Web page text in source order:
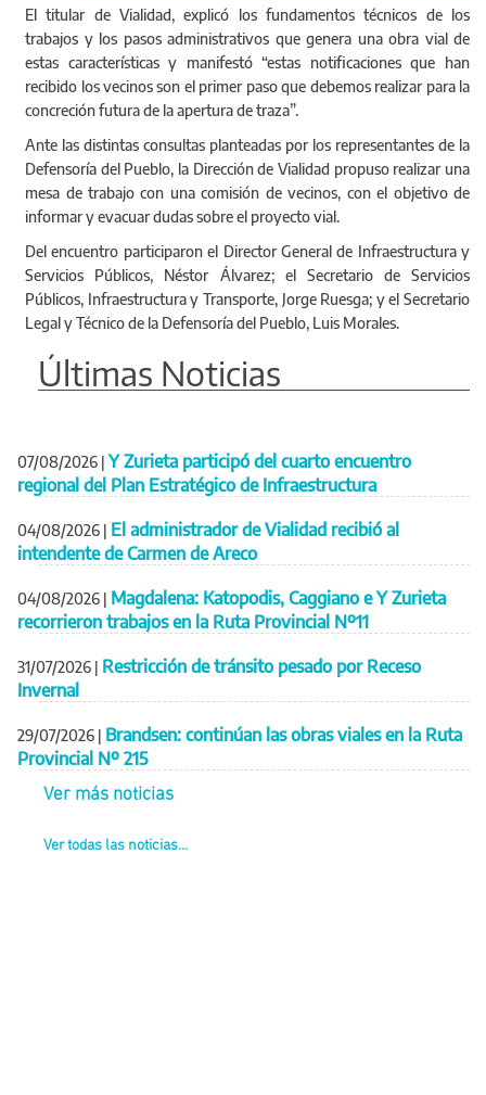
El titular de Vialidad, explicó los fundamentos técnicos de los
trabajos y los pasos administrativos que genera una obra vial de
estas características y manifestó “estas notificaciones que han
recibido los vecinos son el primer paso que debemos realizar para la
concreción futura de la apertura de traza”.
Ante las distintas consultas planteadas por los representantes de la
Defensoría del Pueblo, la Dirección de Vialidad propuso realizar una
mesa de trabajo con una comisión de vecinos, con el objetivo de
informar y evacuar dudas sobre el proyecto vial.
Del encuentro participaron el Director General de Infraestructura y
Servicios Públicos, Néstor Álvarez; el Secretario de Servicios
Públicos, Infraestructura y Transporte, Jorge Ruesga; y el Secretario
Legal y Técnico de la Defensoría del Pueblo, Luis Morales.
Últimas Noticias
07/08/2026 | Y Zurieta participó del cuarto encuentro
regional del Plan Estratégico de Infraestructura
04/08/2026 | El administrador de Vialidad recibió al
intendente de Carmen de Areco
04/08/2026 | Magdalena: Katopodis, Caggiano e Y Zurieta
recorrieron trabajos en la Ruta Provincial Nº11
31/07/2026 | Restricción de tránsito pesado por Receso
Invernal
29/07/2026 | Brandsen: continúan las obras viales en la Ruta
Provincial Nº 215
Ver más noticias
Ver todas las noticias...